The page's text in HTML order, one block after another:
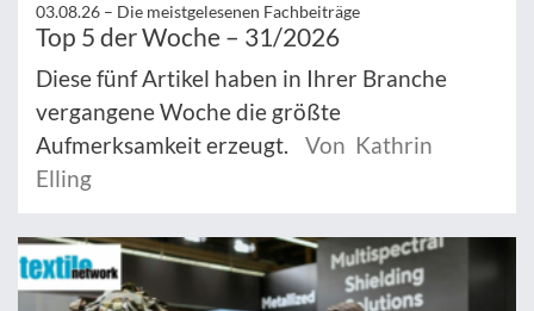
03.08.26 – Die meistgelesenen Fachbeiträge
Top 5 der Woche – 31/2026
Diese fünf Artikel haben in Ihrer Branche
vergangene Woche die größte
Aufmerksamkeit erzeugt.
Von Kathrin
Elling